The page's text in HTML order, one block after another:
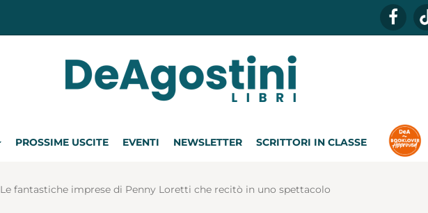
PROSSIME USCITE EVENTI NEWSLETTER SCRITTORI IN CLASSE
Le fantastiche imprese di Penny Loretti che recitò in uno spettacolo